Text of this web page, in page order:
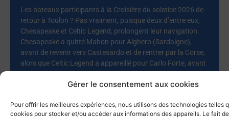
Gérer le consentement aux cookies
Pour offrir les meilleures expériences, nous utilisons des technologies telles
cookies pour stocker et/ou accéder aux informations des appareils. Le fait de
Les bateaux participants à la Croisière du solstice 2026 de
retour à Toulon ? Pas vraiment, puisque deux d’entre eux,
Chesapeake et Celtic Legend, prolongent leur navigation.
Chesapeake a quitté Mahon pour Alghero (Sardaigne),
avant de revenir vers Castesardo et de rentrer par la Corse,
alors que Celtic Legend a appareillé pour Carlo Forte, avant
de faire route vers Bizerte, et de poursuivre vers la Sicile. Ce
sont cette année quatorze bateaux qui ont participé à la
deux autres pour raisons